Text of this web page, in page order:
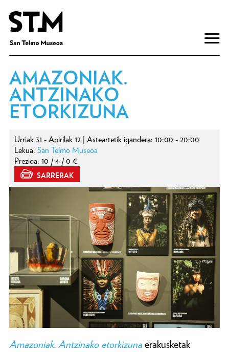
AMAZONIAK.
ANTZINAKO
ETORKIZUNA
Urriak 31 - Apirilak 12 | Asteartetik igandera: 10:00 - 20:00
Lekua: San Telmo Museoa
Prezioa: 10 / 4 / 0 €
SARRERAK
Amazoniak. Antzinako etorkizunaerakusketak